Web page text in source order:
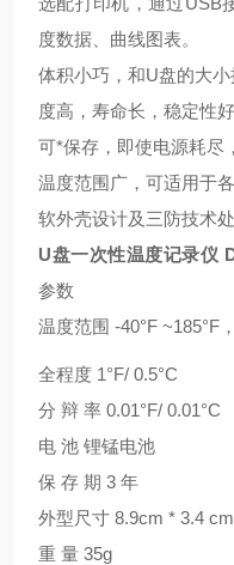
度数据、曲线图表。
体积小巧，和U盘的大小
度高，寿命长，稳定性好
可*保存，即使电源耗尽
温度范围广，可适用于
软外壳设计及三防技术
U盘一次性温度记录仪
参数
温度范围 -40°F ~185°F
全程度 1°F/ 0.5°C
分 辩 率 0.01°F/ 0.01°C
电 池 锂锰电池
保 存 期 3 年
外型尺寸 8.9cm * 3.4
重 量 35g